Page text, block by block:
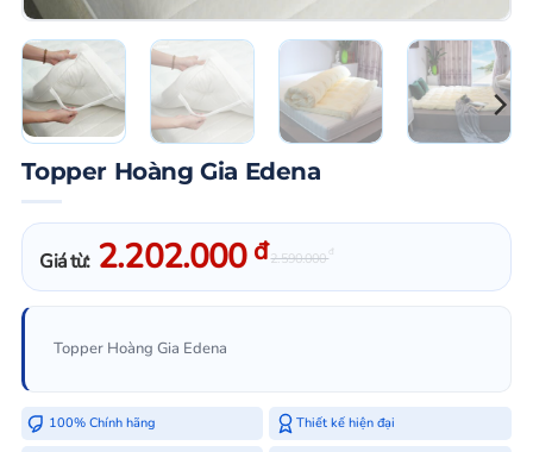
Topper Hoàng Gia Edena
Giá từ: 2.202.000 đ 2.590.000đ
Topper Hoàng Gia Edena
100% Chính hãng Thiết kế hiện đại